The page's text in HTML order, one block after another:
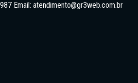
Email: atendimento@gr3web.com.br